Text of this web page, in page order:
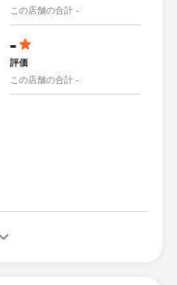
この店舗の合計 -
-
評価
この店舗の合計 -